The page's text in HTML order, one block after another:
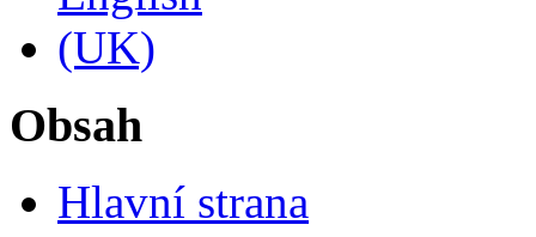
Obsah
Hlavní strana